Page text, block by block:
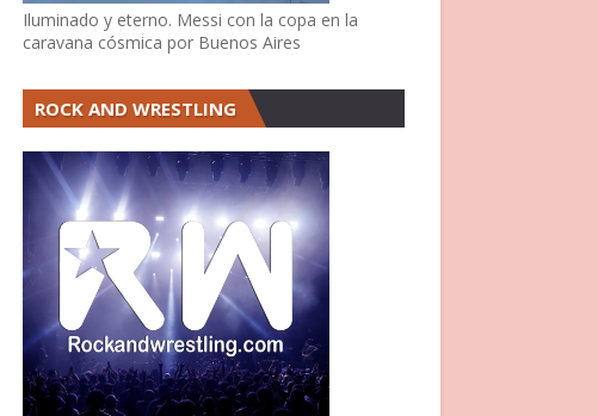
Iluminado y eterno. Messi con la copa en la
caravana cósmica por Buenos Aires
ROCK AND WRESTLING